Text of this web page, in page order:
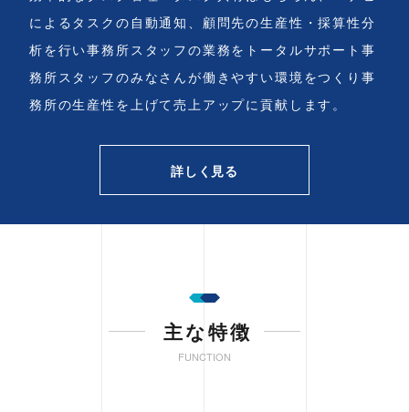
によるタスクの自動通知、顧問先の生産性・採算性分
析を行い事務所スタッフの業務をトータルサポート事
務所スタッフのみなさんが働きやすい環境をつくり事
務所の生産性を上げて売上アップに貢献します。
詳しく見る
主な特徴
FUNCTION